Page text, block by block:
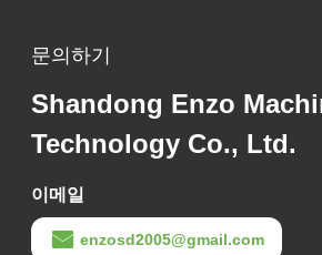
문의하기
Shandong Enzo
Technology Co., Ltd.
이메일
enzosd2005@gmail.com